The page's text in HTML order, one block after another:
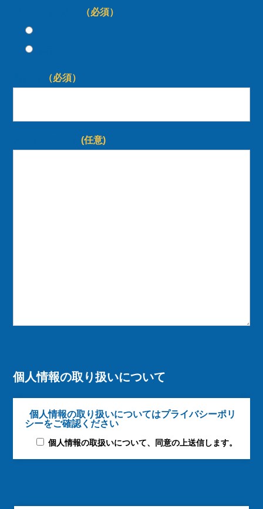
（必須）
（必須）
メッセージ本文(任意)
個人情報の取り扱いについて
個人情報の取り扱いについてはプライバシーポリ
シーをご確認ください
個人情報の取扱いについて、同意の上送信します。